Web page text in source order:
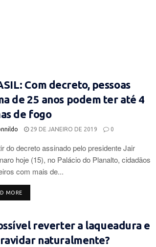
Com decreto, pessoas
de 25 anos podem ter até 4
de fogo
29 DE JANEIRO DE 2019 0
do decreto assinado pelo presidente Jair
hoje (15), no Palácio do Planalto, cidadãos
com mais de...
MOREDETAILS
reverter a laqueadura e
naturalmente?